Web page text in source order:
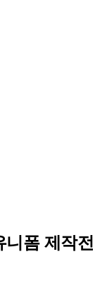
니폼 제작전